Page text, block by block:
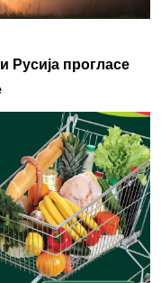
Русија прогласе